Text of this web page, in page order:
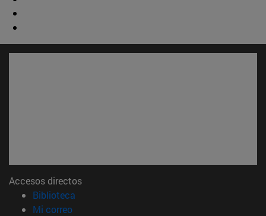
Accesos directos
Biblioteca
Mi correo(abre en nueva ventana)